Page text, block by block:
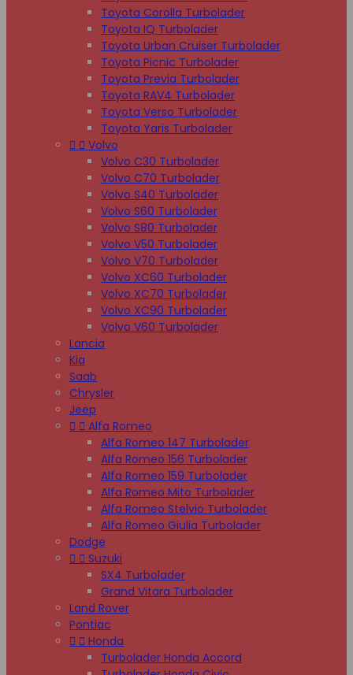
Toyota Corolla Turbolader
Toyota IQ Turbolader
Toyota Urban Cruiser Turbolader
Toyota Picnic Turbolader
Toyota Previa Turbolader
Toyota RAV4 Turbolader
Toyota Verso Turbolader
Toyota Yaris Turbolader
  Volvo
Volvo C30 Turbolader
Volvo C70 Turbolader
Volvo S40 Turbolader
Volvo S60 Turbolader
Volvo S80 Turbolader
Volvo V50 Turbolader
Volvo V70 Turbolader
Volvo XC60 Turbolader
Volvo XC70 Turbolader
Volvo XC90 Turbolader
Volvo V60 Turbolader
Lancia
Kia
Saab
Chrysler
Jeep
  Alfa Romeo
Alfa Romeo 147 Turbolader
Alfa Romeo 156 Turbolader
Alfa Romeo 159 Turbolader
Alfa Romeo Mito Turbolader
Alfa Romeo Stelvio Turbolader
Alfa Romeo Giulia Turbolader
Dodge
  Suzuki
SX4 Turbolader
Grand Vitara Turbolader
Land Rover
Pontiac
  Honda
Turbolader Honda Accord